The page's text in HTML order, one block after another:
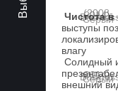
Чистота в
выступы
влагу
Солидный
внешний